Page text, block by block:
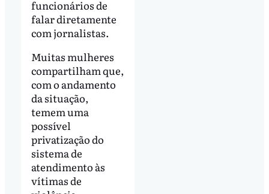
funcionários de
falar diretamente
com jornalistas.
Muitas mulheres
compartilham que,
com o andamento
da situação,
temem uma
possível
privatização do
sistema de
atendimento às
vítimas de